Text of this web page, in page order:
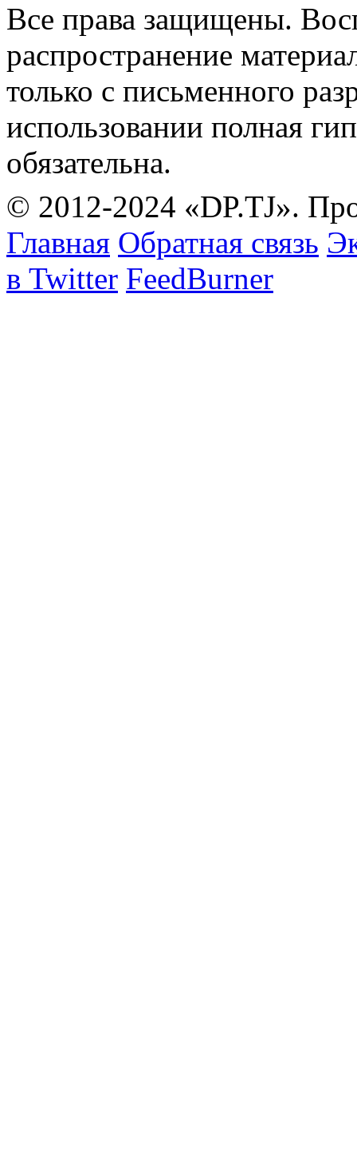
Все права защищены.
распространение
только с письменного
использовании полная
обязательна.
© 2012-2024 «DP.TJ».
Главная Обратная связь
в Twitter FeedBurner